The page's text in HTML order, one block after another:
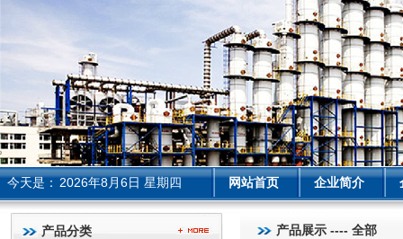
今天是： 2026年8月6日 星期四 网站首页 企业简介
产品分类 产品展示 ---- 全部